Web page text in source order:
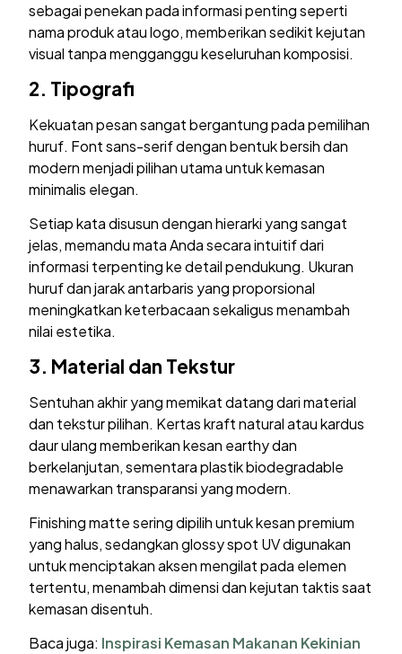
sebagai penekan pada informasi penting seperti
nama produk atau logo, memberikan sedikit kejutan
visual tanpa mengganggu keseluruhan komposisi.
2. Tipografi
Kekuatan pesan sangat bergantung pada pemilihan
huruf. Font sans-serif dengan bentuk bersih dan
modern menjadi pilihan utama untuk kemasan
minimalis elegan.
Setiap kata disusun dengan hierarki yang sangat
jelas, memandu mata Anda secara intuitif dari
informasi terpenting ke detail pendukung. Ukuran
huruf dan jarak antarbaris yang proporsional
meningkatkan keterbacaan sekaligus menambah
nilai estetika.
3. Material dan Tekstur
Sentuhan akhir yang memikat datang dari material
dan tekstur pilihan. Kertas kraft natural atau kardus
daur ulang memberikan kesan earthy dan
berkelanjutan, sementara plastik biodegradable
menawarkan transparansi yang modern.
Finishing matte sering dipilih untuk kesan premium
yang halus, sedangkan glossy spot UV digunakan
untuk menciptakan aksen mengilat pada elemen
tertentu, menambah dimensi dan kejutan taktis saat
kemasan disentuh.
Baca juga: Inspirasi Kemasan Makanan Kekinian